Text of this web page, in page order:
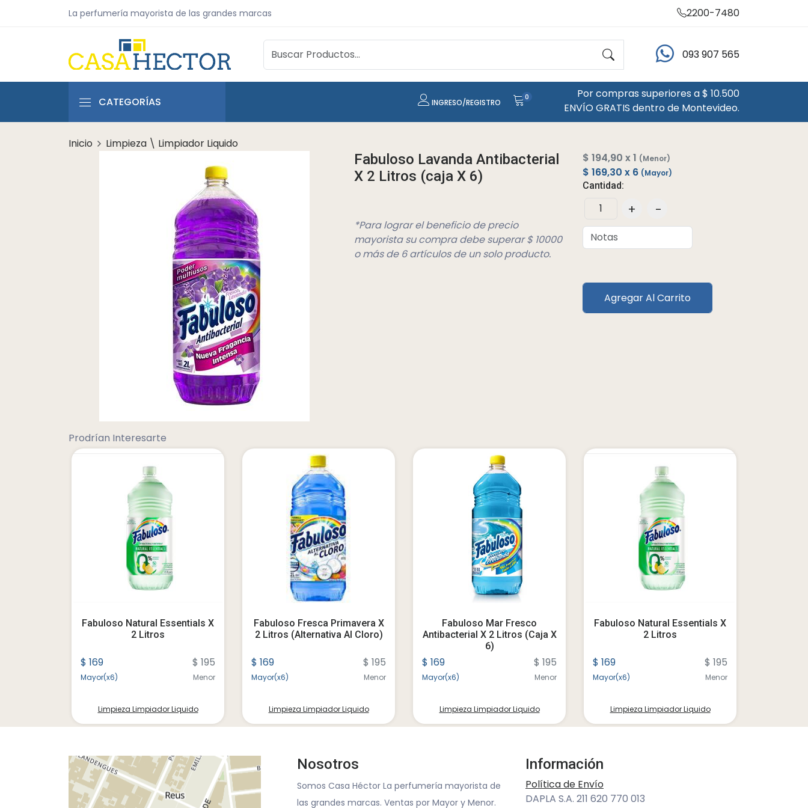
La perfumería mayorista de las grandes marcas 2200-7480
093 907 565
CATEGORÍAS INGRESO/REGISTRO
0
Por compras superiores a $ 10.500
ENVÍO GRATIS dentro de Montevideo.
Inicio Limpieza \ Limpiador Liquido
Fabuloso Lavanda Antibacterial
X 2 Litros (caja X 6)
*Para lograr el beneficio de precio
mayorista su compra debe superar $ 10000
o más de 6 artículos de un solo producto.
$ 194,90 x 1 (Menor)
$ 169,30 x 6 (Mayor)
Cantidad:
+ -
Agregar Al Carrito
Prodrían Interesarte
Fabuloso Natural Essentials X
2 Litros
$ 169
Mayor(x6)
$ 195
Menor
Limpieza Limpiador Liquido
Fabuloso Fresca Primavera X
2 Litros (alternativa Al Cloro)
$ 169
Mayor(x6)
$ 195
Menor
Limpieza Limpiador Liquido
Fabuloso Mar Fresco
Antibacterial X 2 Litros (caja X
6)
$ 169
Mayor(x6)
$ 195
Menor
Limpieza Limpiador Liquido
Fabuloso Natural Essentials X
2 Litros
$ 169
Mayor(x6)
$ 195
Menor
Limpieza Limpiador Liquido
Nosotros
Somos Casa Héctor La perfumería mayorista de
las grandes marcas. Ventas por Mayor y Menor.
Información
Política de Envío
DAPLA S.A. 211 620 770 013